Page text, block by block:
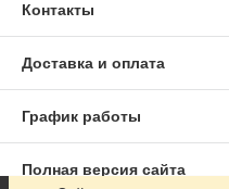
Контакты
Доставка и оплата
График работы
Полная версия сайта